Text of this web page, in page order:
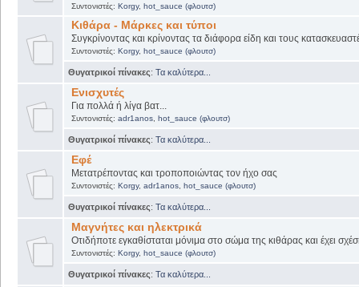
Συντονιστές: Korgy, hot_sauce (φλουτσ)
Κιθάρα - Μάρκες και τύποι
Συγκρίνοντας και κρίνοντας τα διάφορα είδη και τους
Συντονιστές: Korgy, hot_sauce (φλουτσ)
Θυγατρικοί πίνακες: Τα καλύτερα...
Ενισχυτές
Για πολλά ή λίγα βατ...
Συντονιστές: adr1anos, hot_sauce (φλουτσ)
Θυγατρικοί πίνακες: Τα καλύτερα...
Εφέ
Μετατρέποντας και τροποποιώντας τον ήχο σας
Συντονιστές: Korgy, adr1anos, hot_sauce (φλουτσ)
Θυγατρικοί πίνακες: Τα καλύτερα...
Μαγνήτες και ηλεκτρικά
Οτιδήποτε εγκαθίσταται μόνιμα στο σώμα της κιθάρας και έχει
Συντονιστές: Korgy, hot_sauce (φλουτσ)
Θυγατρικοί πίνακες: Τα καλύτερα...